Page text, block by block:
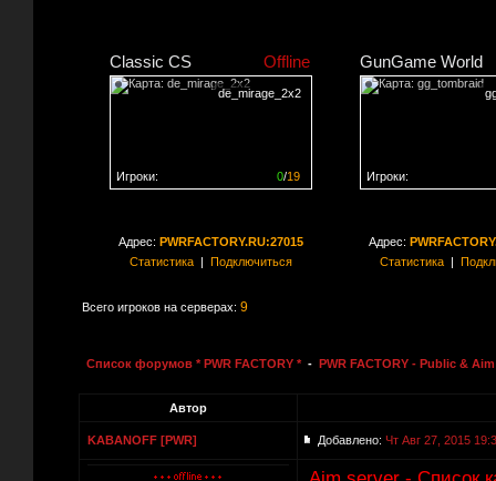
Classic CS Offline
de_mirage_2x2
0/19
Игроки:
GunGame World
Игроки:
Адрес: PWRFACTORY.RU:27015
Статистика| Подключиться
Адрес:
Статистика|
Всего игроков на серверах: 9
Список форумов * PWR FACTORY * - PWR FACTORY - Public &
Автор
KABANOFF [PWR] Добавлено: Чт Авг 27, 2015